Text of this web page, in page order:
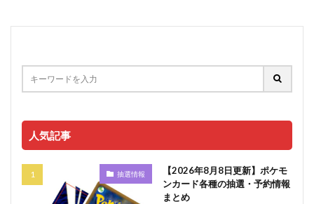
人気記事
抽選情報
【2026年8月8日更新】ポケモ
ンカード各種の抽選・予約情報
まとめ